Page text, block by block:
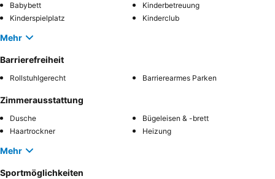
Babybett
Kinderbetreuung
Kinderspielplatz
Kinderclub
Mehr
Barrierefreiheit
Rollstuhlgerecht Barrierearmes Parken
Zimmerausstattung
Dusche
Bügeleisen & -brett
Haartrockner
Heizung
Mehr
Sportmöglichkeiten